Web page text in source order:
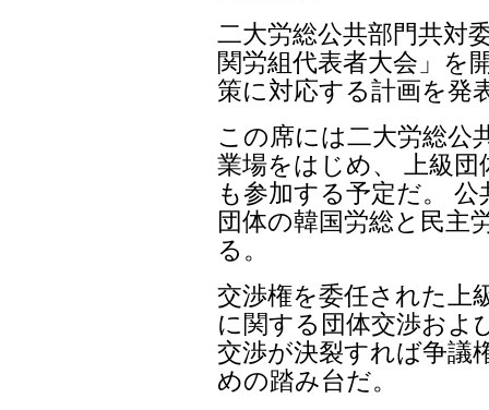
二大労総公共部門共対
関労組代表者大会」を
策に対応する計画を発
この席には二大労総公
業場をはじめ、 上級
も参加する予定だ。
団体の韓国労総と民主
る。
交渉権を委任された上
に関する団体交渉およ
交渉が決裂すれば争議
めの踏み台だ。